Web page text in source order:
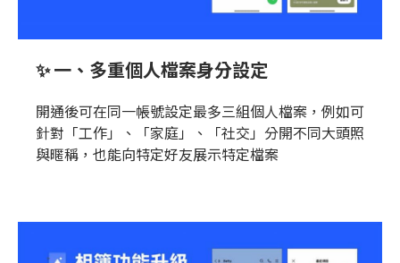
✨ 一、多重個人檔案身分設定
開通後可在同一帳號設定最多三組個人檔案，例如可
針對「工作」、「家庭」、「社交」分開不同大頭照
與暱稱，也能向特定好友展示特定檔案